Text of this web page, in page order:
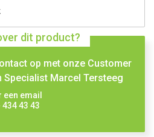
dit product?
op met onze Customer
Specialist Marcel Tersteeg
een email
434 43 43